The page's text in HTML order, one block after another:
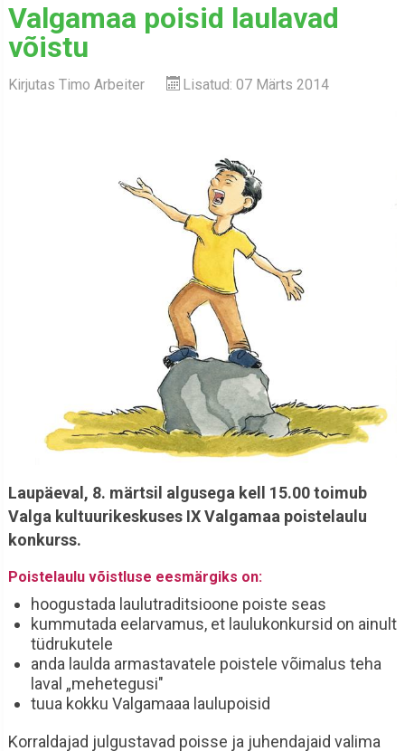
Valgamaa poisid laulavad
võistu
Kirjutas Timo Arbeiter Lisatud: 07 Märts 2014
Laupäeval, 8. märtsil algusega kell 15.00 toimub
Valga kultuurikeskuses IX Valgamaa poistelaulu
konkurss.
Poistelaulu võistluse eesmärgiks on:
hoogustada laulutraditsioone poiste seas
kummutada eelarvamus, et laulukonkursid on ainult
tüdrukutele
anda laulda armastavatele poistele võimalus teha
laval „mehetegusi"
tuua kokku Valgamaaa laulupoisid
Korraldajad julgustavad poisse ja juhendajaid valima